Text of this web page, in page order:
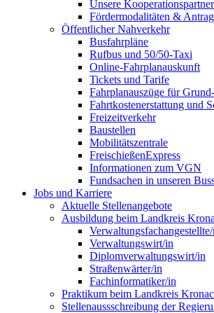
Unsere Kooperationspartner
Fördermodalitäten &
Öffentlicher Nahverkehr
Busfahrpläne
Rufbus und 50/50-Taxi
Online-Fahrplanauskunft
Tickets und Tarife
Fahrplanauszüge für
Fahrtkostenerstattung und
Freizeitverkehr
Baustellen
Mobilitätszentrale
FreischießenExpress
Informationen zum VGN
Fundsachen in unseren
Jobs und Karriere
Aktuelle Stellenangebote
Ausbildung beim Landkreis
Verwaltungswirt/in
Diplomverwaltungswirt/in
Straßenwärter/in
Fachinformatiker/in
Praktikum beim Landkreis
Stellenaussschreibung der